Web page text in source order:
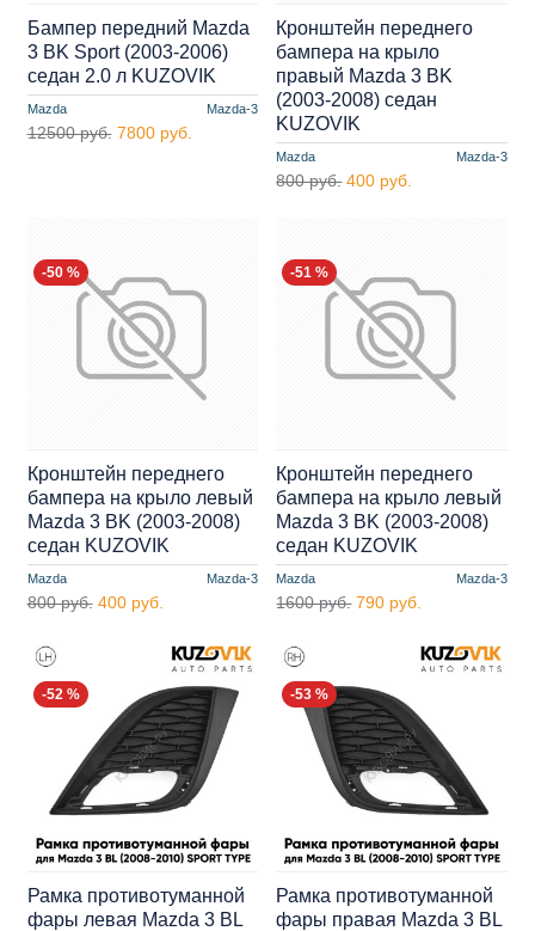
Mazda Mazda-3
Бампер передний Mazda
3 BK Sport (2003-2006)
седан 2.0 л KUZOVIK
12500 руб. 7800 руб.
Mazda Mazda-3
Кронштейн переднего
бампера на крыло
правый Mazda 3 BK
(2003-2008) седан
KUZOVIK
800 руб. 400 руб.
-50 %
Mazda Mazda-3
Кронштейн переднего
бампера на крыло левый
Mazda 3 BK (2003-2008)
седан KUZOVIK
800 руб. 400 руб.
-51 %
Mazda Mazda-3
Кронштейн переднего
бампера на крыло левый
Mazda 3 BK (2003-2008)
седан KUZOVIK
1600 руб. 790 руб.
-52 %
Рамка противотуманной
фары левая Mazda 3 BL
-53 %
Рамка противотуманной
фары правая Mazda 3 BL